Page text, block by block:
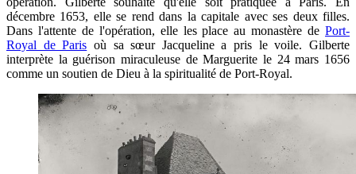
décembre 1653, elle se rend dans la capitale avec ses deux filles.
Dans l'attente de l'opération, elle les place au monastère de Port-
Royal de Paris où sa sœur Jacqueline a pris le voile. Gilberte
interprète la guérison miraculeuse de Marguerite le 24 mars 1656
comme un soutien de Dieu à la spiritualité de Port-Royal.